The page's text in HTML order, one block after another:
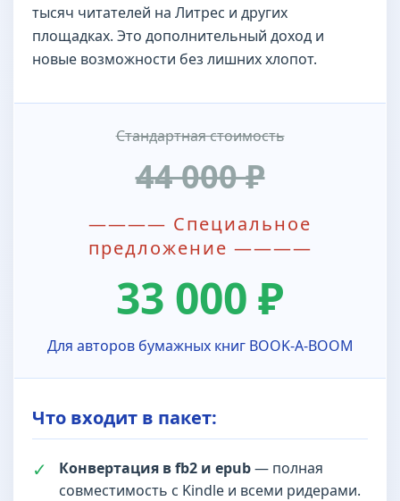
тысяч читателей на Литрес и других
площадках. Это дополнительный доход и
новые возможности без лишних хлопот.
Стандартная стоимость
44 000 ₽
———— Специальное
предложение ————
33 000 ₽
Для авторов бумажных книг BOOK-A-BOOM
Что входит в пакет:
✓ Конвертация в fb2 и epub— полная
совместимость с Kindle и всеми ридерами.